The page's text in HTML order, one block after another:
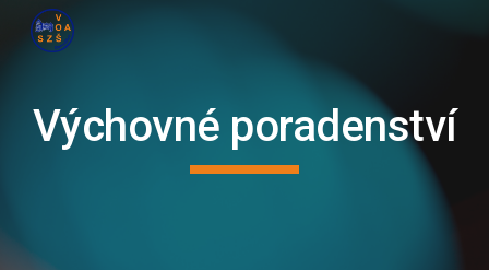
Skip to main content
Výchovné poradenství